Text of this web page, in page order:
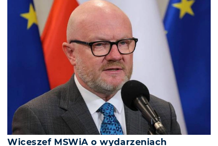
Wiceszef MSWiA o wydarzeniach